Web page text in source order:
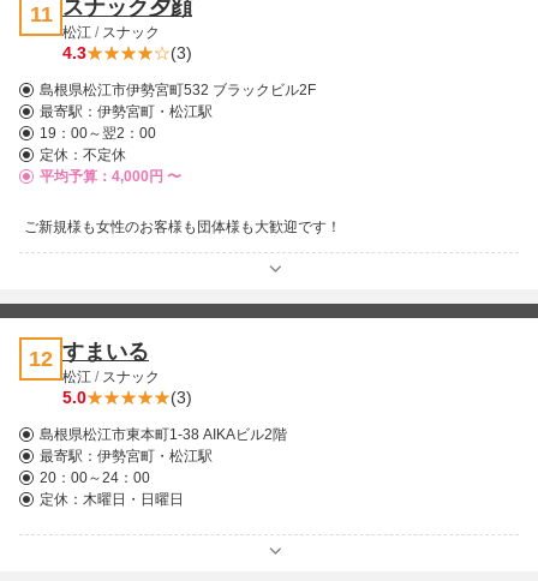
11 スナック夕顔
松江 / スナック
4.3 (3)
島根県松江市伊勢宮町532 ブラックビル2F
最寄駅： 伊勢宮町・松江駅
19：00～翌2：00
定休：不定休
平均予算：4,000円 〜
ご新規様も女性のお客様も団体様も大歓迎です！
12 すまいる
松江 / スナック
5.0 (3)
島根県松江市東本町1-38 AIKAビル2階
最寄駅： 伊勢宮町・松江駅
20：00～24：00
定休：木曜日・日曜日